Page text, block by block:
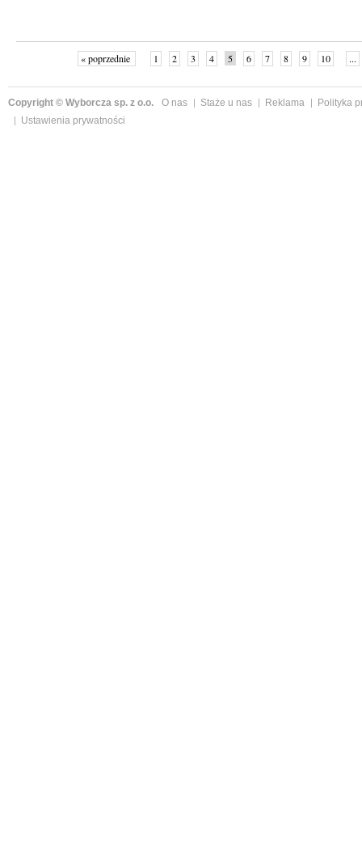
« poprzednie 1 2 3 4 5 6 7 8 9 10 ...
Copyright © Wyborcza sp. z o.o. O nas Staże u nas Reklama
Polityka
Ustawienia prywatności